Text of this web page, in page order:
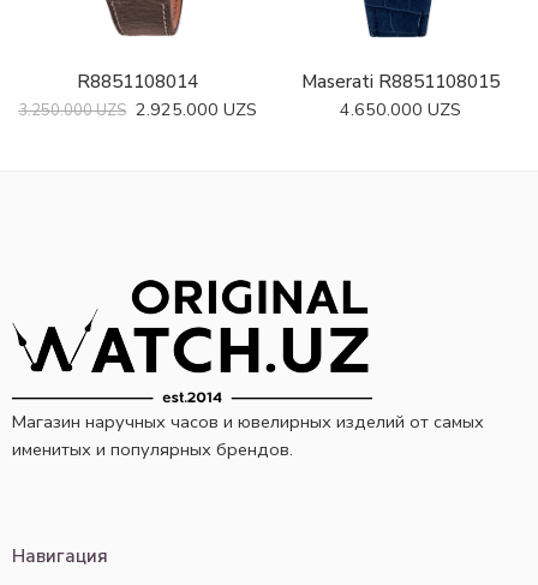
R8851108014
3.250.000UZS 2.925.000 UZS
Maserati R8851108015
4.650.000 UZS
Магазин наручных часов и ювелирных изделий от самых
именитых и популярных брендов.
Навигация